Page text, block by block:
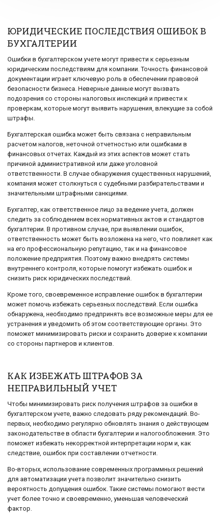
ЮРИДИЧЕСКИЕ ПОСЛЕДСТВИЯ ОШИБОК В
БУХГАЛТЕРИИ
Ошибки в бухгалтерском учете могут привести к серьезным
юридическим последствиям для компании. Точность финансовой
документации играет ключевую роль в обеспечении правовой
безопасности бизнеса. Неверные данные могут вызвать
подозрения со стороны налоговых инспекций и привести к
проверкам, которые могут выявить нарушения, влекущие за собой
штрафы.
Бухгалтерская ошибка может быть связана с неправильным
расчетом налогов, неточной отчетностью или ошибками в
финансовых отчетах. Каждый из этих аспектов может стать
причиной административной или даже уголовной
ответственности. В случае обнаружения существенных нарушений,
компания может столкнуться с судебными разбирательствами и
значительными штрафными санкциями.
Бухгалтер, как ответственное лицо за ведение учета, должен
следить за соблюдением всех нормативных актов и стандартов
бухгалтерии. В противном случае, при выявлении ошибок,
ответственность может быть возложена на него, что повлияет как
на его профессиональную репутацию, так и на финансовое
положение предприятия. Поэтому важно внедрять системы
внутреннего контроля, которые помогут избежать ошибок и
снизить риск юридических последствий.
Кроме того, своевременное исправление ошибок в бухгалтерии
может помочь избежать серьезных последствий. Если ошибка
обнаружена, необходимо предпринять все возможные меры для ее
устранения и уведомить об этом соответствующие органы. Это
поможет минимизировать риски и сохранить доверие к компании
со стороны партнеров и клиентов.
КАК ИЗБЕЖАТЬ ШТРАФОВ ЗА
НЕПРАВИЛЬНЫЙ УЧЕТ
Чтобы минимизировать риск получения штрафов за ошибки в
бухгалтерском учете, важно следовать ряду рекомендаций. Во-
первых, необходимо регулярно обновлять знания о действующем
законодательстве в области бухгалтерии и налогообложения. Это
поможет избежать некорректной интерпретации норм и, как
следствие, ошибок при составлении отчетности.
Во-вторых, использование современных программных решений
для автоматизации учета позволит значительно снизить
вероятность допущения ошибок. Такие системы помогают вести
учет более точно и своевременно, уменьшая человеческий
фактор.